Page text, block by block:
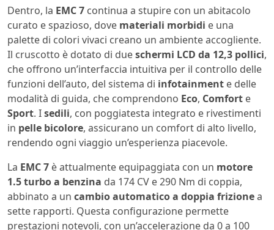
Dentro, la EMC 7 continua a stupire con un abitacolo
curato e spazioso, dove materiali morbidi e una
palette di colori vivaci creano un ambiente accogliente.
Il cruscotto è dotato di dueschermi LCD da 12,3 pollici,
che offrono un’interfaccia intuitiva per il controllo delle
funzioni dell’auto, del sistema di infotainment e delle
modalità di guida, che comprendono Eco, Comfort e
Sport. Isedili, con poggiatesta integrato e rivestimenti
in pelle bicolore, assicurano un comfort di alto livello,
rendendo ogni viaggio un’esperienza piacevole.
La EMC 7 è attualmente equipaggiata con un motore
1.5 turbo a benzina da 174 CV e 290 Nm di coppia,
abbinato a un cambio automatico a doppia frizionea
sette rapporti. Questa configurazione permette
prestazioni notevoli, con un’accelerazione da 0 a 100